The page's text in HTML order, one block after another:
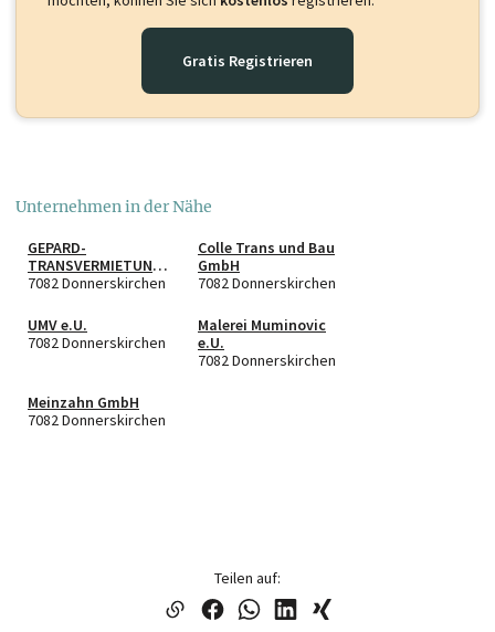
Gratis Registrieren
Unternehmen in der Nähe
GEPARD-
TRANSVERMIETUNG
GmbH
7082 Donnerskirchen
Colle Trans und Bau
GmbH
7082 Donnerskirchen
UMV e.U.
7082 Donnerskirchen
Malerei Muminovic
e.U.
7082 Donnerskirchen
Meinzahn GmbH
7082 Donnerskirchen
Teilen auf: